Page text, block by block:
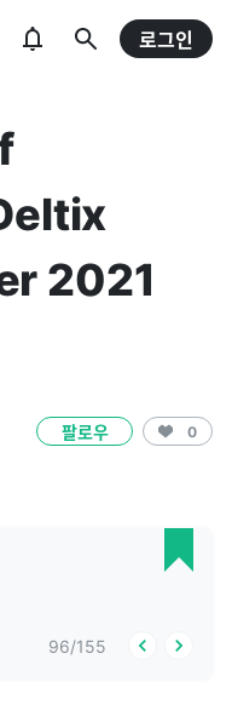
로그인
2021
팔로우 0
96/155